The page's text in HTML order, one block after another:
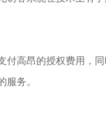
付高昂的授权费用，
服务。